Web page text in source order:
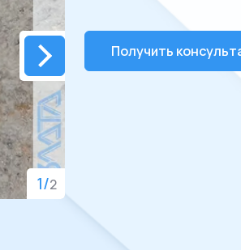
1/2
Получить